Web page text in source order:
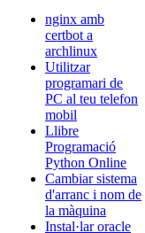
nginx amb
certbot a
archlinux
Utilitzar
programari de
PC al teu telefon
mobil
Llibre
Programació
Python Online
Cambiar sistema
d'arranc i nom de
la màquina
Instal·lar oracle